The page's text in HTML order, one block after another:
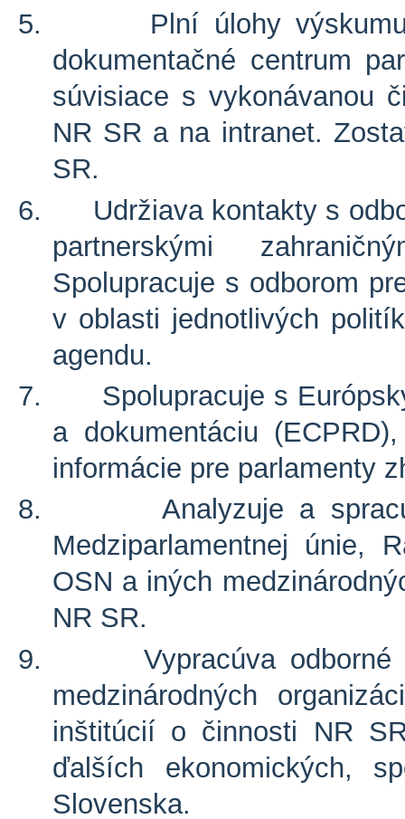
5.
Plní úlohy
dokumentačné centrum
súvisiace s vykonávanou
NR SR a na intranet.
SR.
6.
Udržiava kontakty s
partnerskými
Spolupracuje s odborom
v oblasti jednotlivých
agendu.
7.
Spolupracuje s
a dokumentáciu
informácie pre parlamenty
8.
Analyzuje a
Medziparlamentnej únie,
OSN a iných
NR SR.
9.
Vypracúva
medzinárodných
inštitúcií o činnosti NR
ďalších ekonomických,
Slovenska.